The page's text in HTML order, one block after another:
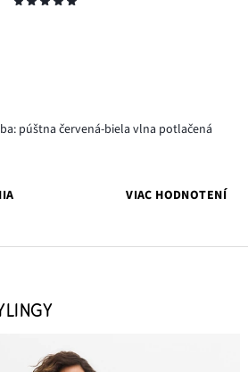
púštna červená-biela vlna potlačená
VIAC HODNOTENÍ